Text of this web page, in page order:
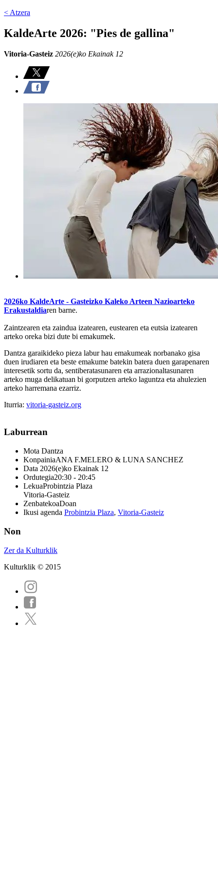
< Atzera
KaldeArte 2026: "Pies de gallina"
Vitoria-Gasteiz 2026(e)ko Ekainak 12
2026ko KaldeArte - Gasteizko Kaleko Arteen Nazioarteko
Erakustaldiaren barne.
Zaintzearen eta zaindua izatearen, eustearen eta eutsia izatearen
arteko oreka bizi dute bi emakumek.
Dantza garaikideko pieza labur hau emakumeak norbanako gisa
duen irudiaren eta beste emakume batekin batera duen garapenaren
interesetik sortu da, sentiberatasunaren eta arrazionaltasunaren
arteko muga delikatuan bi gorputzen arteko laguntza eta ahulezien
arteko harremana ezarriz.
Iturria: vitoria-gasteiz.org
Laburrean
Mota Dantza
KonpainiaANA F.MELERO & LUNA SANCHEZ
Data 2026(e)ko Ekainak 12
Ordutegia20:30 - 20:45
LekuaProbintzia Plaza
Vitoria-Gasteiz
ZenbatekoaDoan
Ikusi agenda Probintzia Plaza, Vitoria-Gasteiz
Non
Zer da Kulturklik
Kulturklik © 2015